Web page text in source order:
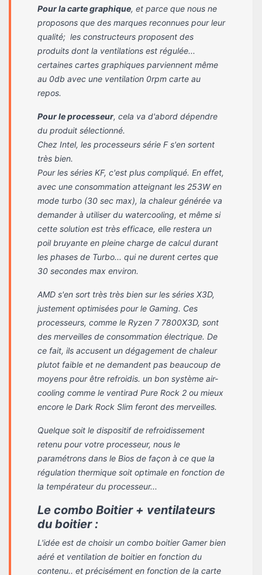
Pour la carte graphique, et parce que nous ne
proposons que des marques reconnues pour leur
qualité; les constructeurs proposent des
produits dont la ventilations est régulée...
certaines cartes graphiques parviennent même
au 0db avec une ventilation 0rpm carte au
repos.
Pour le processeur, cela va d'abord dépendre
du produit sélectionné.
Chez Intel, les processeurs série F s'en sortent
très bien.
Pour les séries KF, c'est plus compliqué. En effet,
avec une consommation atteignant les 253W en
mode turbo (30 sec max), la chaleur générée va
demander à utiliser du watercooling, et même si
cette solution est très efficace, elle restera un
poil bruyante en pleine charge de calcul durant
les phases de Turbo... qui ne durent certes que
30 secondes max environ.
AMD s'en sort très très bien sur les séries X3D,
justement optimisées pour le Gaming. Ces
processeurs, comme le Ryzen 7 7800X3D, sont
des merveilles de consommation électrique. De
ce fait, ils accusent un dégagement de chaleur
plutot faible et ne demandent pas beaucoup de
moyens pour être refroidis. un bon système air-
cooling comme le ventirad Pure Rock 2 ou mieux
encore le Dark Rock Slim feront des merveilles.
Quelque soit le dispositif de refroidissement
retenu pour votre processeur, nous le
paramétrons dans le Bios de façon à ce que la
régulation thermique soit optimale en fonction de
la températeur du processeur...
Le combo Boitier + ventilateurs
du boitier :
L'idée est de choisir un combo boitier Gamer bien
aéré et ventilation de boitier en fonction du
contenu.. et précisément en fonction de la carte